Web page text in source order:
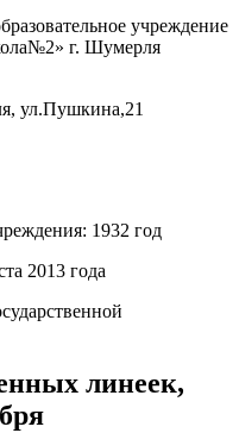
учреждение
г. Шумерля
ул.Пушкина,21
1932 год
2013 года
линеек,